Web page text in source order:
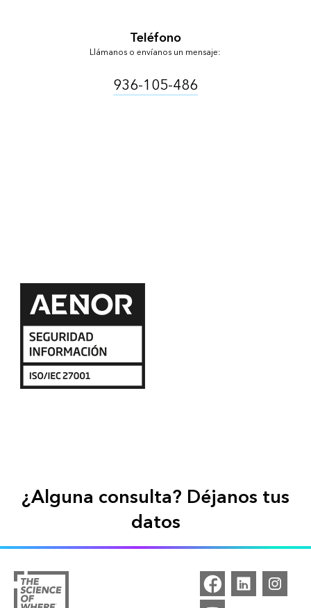
Teléfono
Llámanos o envíanos un mensaje:
936-105-486
¿Alguna consulta? Déjanos tus
datos